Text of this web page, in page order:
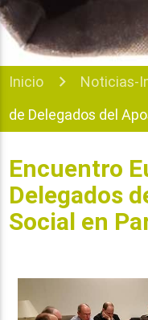
Inicio Noticias-
de Delegados del
Encuentro
Delegados
Social en